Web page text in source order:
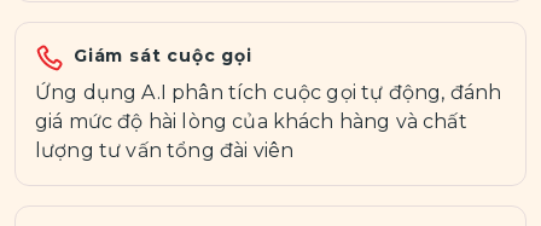
Giám sát cuộc gọi
Ứng dụng A.I phân tích cuộc gọi tự động, đánh
giá mức độ hài lòng của khách hàng và chất
lượng tư vấn tổng đài viên